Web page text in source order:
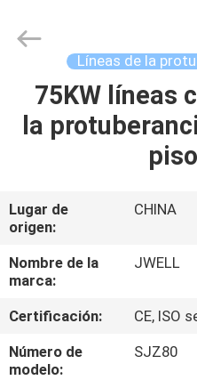
HOGAR
SOBRE
NOSOTROS
VIAJE
DE
LA
DYUN
ENVIRONMENTAL
Reserved.
Líneas de la
75KW líneas
la
Lugar de
origen:
CHINA
Nombre de la
marca:
JWELL
Certificación:
CE, ISO
Número de
modelo:
SJZ80